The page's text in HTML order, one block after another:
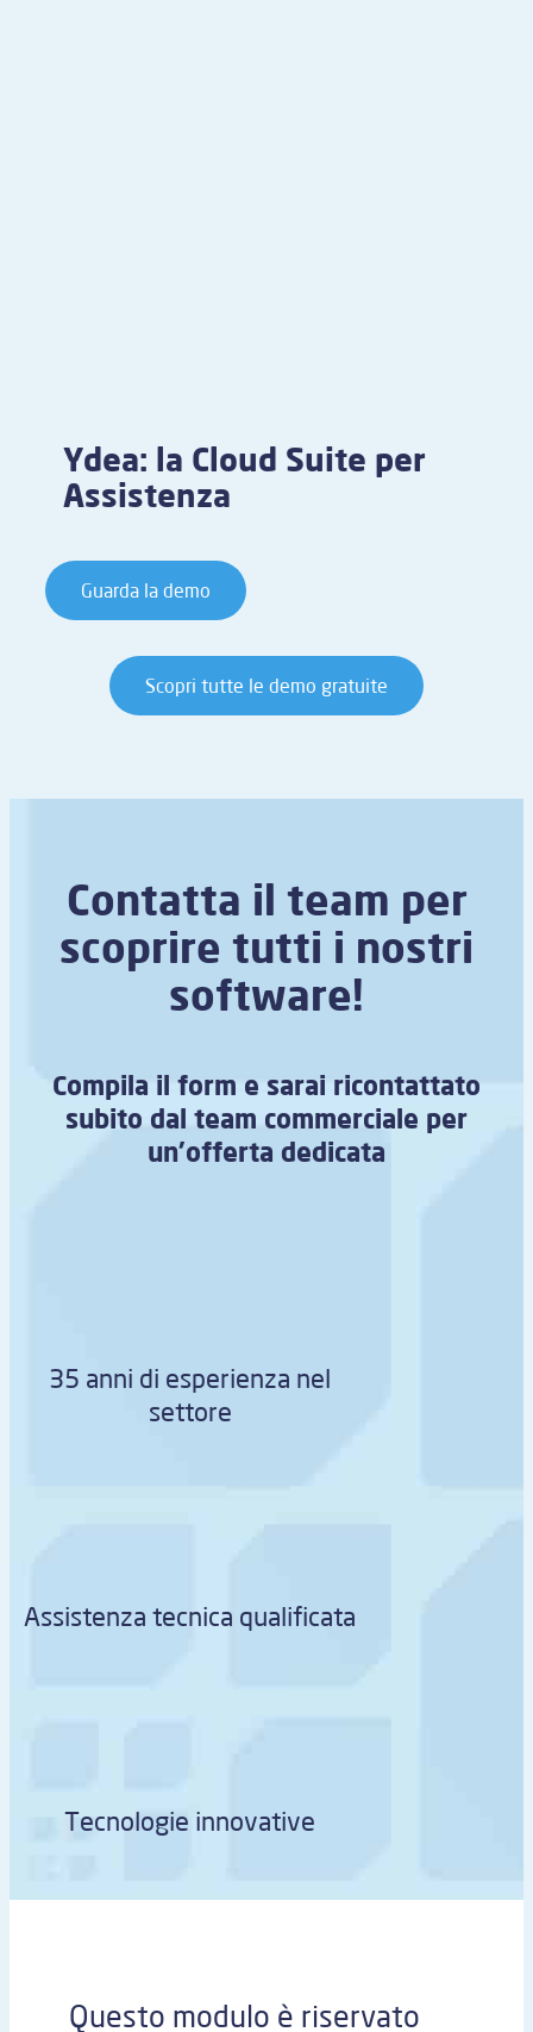
Ydea: la Cloud Suite per
Assistenza
Guarda la demo
Scopri tutte le demo gratuite
Contatta il team per
scoprire tutti i nostri
software!
Compila il form e sarai ricontattato
subito dal team commerciale per
un’offerta dedicata
35 anni di esperienza nel
settore
Assistenza tecnica qualificata
Tecnologie innovative
Questo modulo è riservato